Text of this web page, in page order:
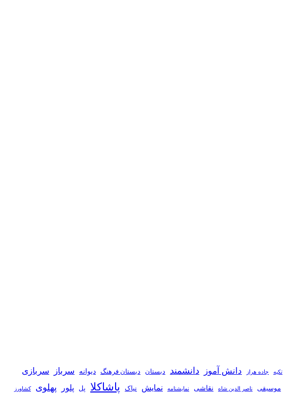
تکیه جاده هراز دانش آموز دانشمند دبستان دبستان فرهنگ دیوانه سرباز سربازی
موسیقی ناصر الدین شاه نقاشی نمايشنامه نمایش نیاک پاشاکلا پل پلور پهلوی کشاورز